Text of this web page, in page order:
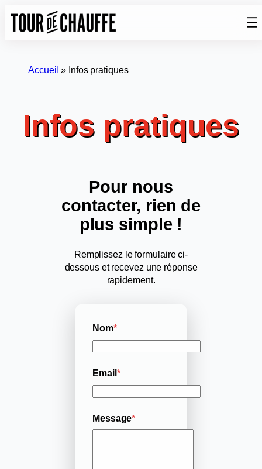
Accueil » Infos pratiques
Infos pratiques
Pour nous
contacter, rien de
plus simple !
Remplissez le formulaire ci-
dessous et recevez une réponse
rapidement.
Nom*
Email*
Message*